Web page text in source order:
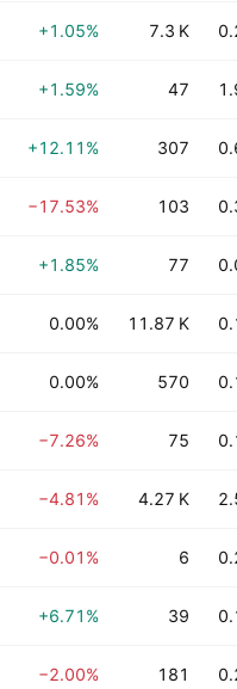
+1.05% 7.3 K
+1.59% 47
+12.11% 307
−17.53% 103
+1.85% 77
0.00% 11.87 K
0.00% 570
−7.26% 75
−4.81% 4.27 K
−0.01% 6
+6.71% 39
−2.00% 181